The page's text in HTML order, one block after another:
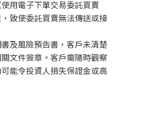
用電子下單交易委託買賣
致使委託買賣無法傳送或接
及風險預告書，客戶未清楚
文件簽章。客戶需隨時觀察
能令投資人損失保證金或高